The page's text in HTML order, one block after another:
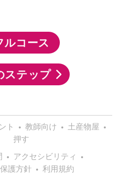
ルコース
ステップ
ト • 教師向け • 土産物屋 •
押す
• アクセシビリティ •
護方針 • 利用規約